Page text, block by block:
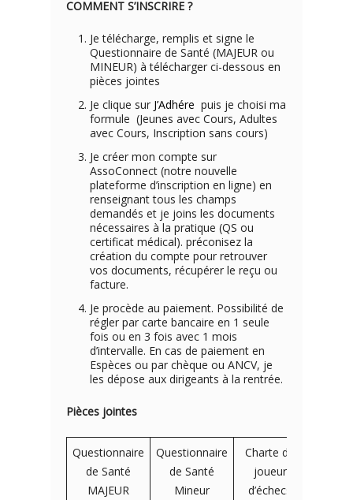
COMMENT S’INSCRIRE ?
Je télécharge, remplis et signe le
Questionnaire de Santé (MAJEUR ou
MINEUR) à télécharger ci-dessous en
pièces jointes
Je clique sur J’Adhére puis je choisi ma
formule (Jeunes avec Cours, Adultes
avec Cours, Inscription sans cours)
Je créer mon compte sur
AssoConnect (notre nouvelle
plateforme d’inscription en ligne) en
renseignant tous les champs
demandés et je joins les documents
nécessaires à la pratique (QS ou
certificat médical). préconisez la
création du compte pour retrouver
vos documents, récupérer le reçu ou
facture.
Je procède au paiement. Possibilité de
régler par carte bancaire en 1 seule
fois ou en 3 fois avec 1 mois
d’intervalle. En cas de paiement en
Espèces ou par chèque ou ANCV, je
les dépose aux dirigeants à la rentrée.
Pièces jointes
Questionnaire
de Santé
MAJEUR
Questionnaire
de Santé
Mineur
Charte du
joueur
d’échecs